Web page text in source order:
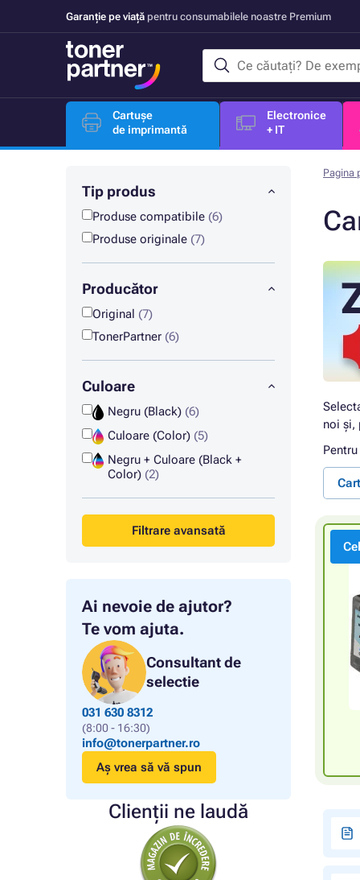
Garanție pe viață pentru consumabilele noastre Premium
Cartușe
de imprimantă
Electronice
+ IT
Tip produs
Produse compatibile (6)
Produse originale (7)
Producător
Original (7)
TonerPartner (6)
Culoare
Negru (Black) (6)
Culoare (Color) (5)
Negru + Culoare (Black +
Color) (2)
Filtrare avansată
Ai nevoie de ajutor?
Te vom ajuta.
Consultant de
selectie
031 630 8312
(8:00 - 16:30)
info@tonerpartner.ro
Aș vrea să vă spun
Clienții ne laudă
Pagina
noi și,